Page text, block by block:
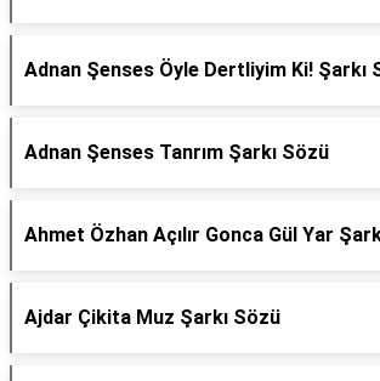
Adnan Şenses Öyle Dertliyim Ki! Şarkı
Adnan Şenses Tanrım Şarkı Sözü
Ahmet Özhan Açılır Gonca Gül Yar
Ajdar Çikita Muz Şarkı Sözü